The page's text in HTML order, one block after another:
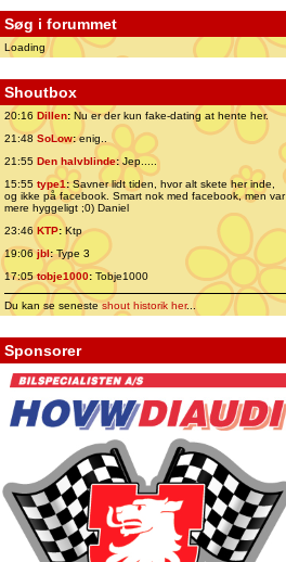
Søg i forummet
Loading
Shoutbox
20:16 Dillen: Nu er der kun fake-dating at hente her.
21:48 SoLow:enig..
21:55 Den halvblinde:Jep.....
15:55 type1:Savner lidt tiden, hvor alt skete her inde,
og ikke på facebook. Smart nok med facebook, men var
mere hyggeligt ;0) Daniel
23:46 KTP:Ktp
19:06jbl:Type 3
17:05tobje1000: Tobje1000
Du kan se senesteshout historik her...
Sponsorer